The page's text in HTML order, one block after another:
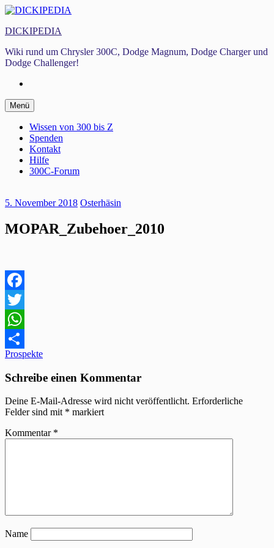
Zum
springen
DICKIPEDIA
Wiki rund um Chrysler 300C, Dodge Magnum, Dodge Charger und
Dodge Challenger!
Menü Zum
Inhalt
springen
Wissen von 300 bis Z
Spenden
Kontakt
Hilfe
300C-Forum
5. November 2018 Osterhäsin
MOPAR_Zubehoer_2010
Facebook
Twitter
WhatsApp
Teilen
Beitragsnavigation
Prospekte
Schreibe einen Kommentar
Deine E-Mail-Adresse wird nicht veröffentlicht. Erforderliche
Felder sind mit * markiert
Kommentar *
Name